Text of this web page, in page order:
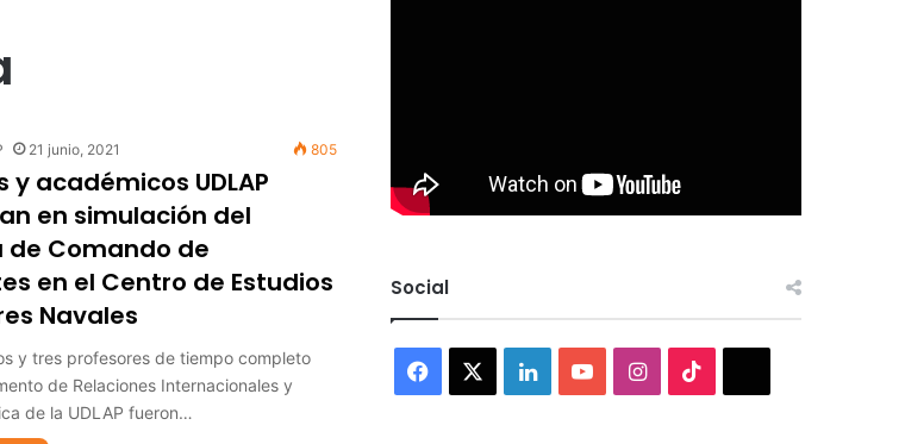
21 junio, 2021 805
y académicos UDLAP
en simulación del
de Comando de
en el Centro de Estudios
Navales
y tres profesores de tiempo completo
de Relaciones Internacionales y
de la UDLAP fueron…
Social
Facebook LinkedInYouTubeInstagram